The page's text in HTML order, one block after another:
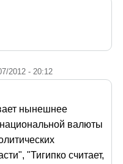
2012 - 20:12
нынешнее
валюты
"Тигипко считает,